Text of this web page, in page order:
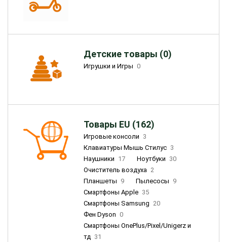
Детские товары (0)
Игрушки и Игры 0
Товары EU (162)
Игровые консоли 3
Клавиатуры Мышь Стилус 3
Наушники 17 Ноутбуки 30
Очиститель воздуха 2
Планшеты 9 Пылесосы 9
Смартфоны Apple 35
Смартфоны Samsung 20
Фен Dyson 0
Смартфоны OnePlus/Pixel/Unigerz и
тд 31